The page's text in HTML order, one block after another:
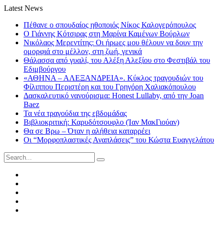
Latest News
Πέθανε ο σπουδαίος ηθοποιός Νίκος Καλογερόπουλος
Ο Γιάννης Κότσιρας στη Μαρίνα Καμένων Βούρλων
Νικόλαος Μερεντίτης: Οι ήρωες μου θέλουν να δουν την
ομορφιά στο μέλλον, στη ζωή, γενικά
Θάλασσα από γυαλί, του Αλέξη Αλεξίου στο Φεστιβάλ του
Εδιμβούργου
«ΑΘΗΝΑ – ΑΛΕΞΑΝΔΡΕΙΑ». Κύκλος τραγουδιών του
Φίλιππου Περιστέρη και του Γρηγόρη Χαλιακόπουλου
Δασκαλευτικό νανούρισμα: Honest Lullaby, από την Joan
Baez
Τα νέα τραγούδια της εβδομάδας
Βιβλιοκριτική: Καρυδότσουφλο (Ίαν ΜακΓιούαν)
Θα σε Βρω – Όταν η αλήθεια καταρρέει
Οι “Μορφοπλαστικές Αναπλάσεις” του Κώστα Ευαγγελάτου
Search
for: